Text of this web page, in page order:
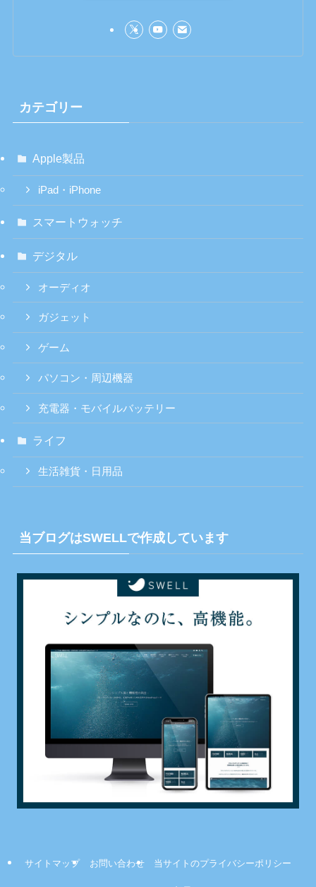
カテゴリー
Apple製品
iPad・iPhone
スマートウォッチ
デジタル
オーディオ
ガジェット
ゲーム
パソコン・周辺機器
充電器・モバイルバッテリー
ライフ
生活雑貨・日用品
当ブログはSWELLで作成しています
サイトマップ お問い合わせ 当サイトのプライバシーポリシー